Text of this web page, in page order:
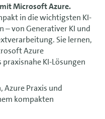
Microsoft Azure.
in die wichtigsten KI-
– von Generativer KI und
Sie lernen,
Azure
KI-Lösungen
Azure Praxis und
kompakten